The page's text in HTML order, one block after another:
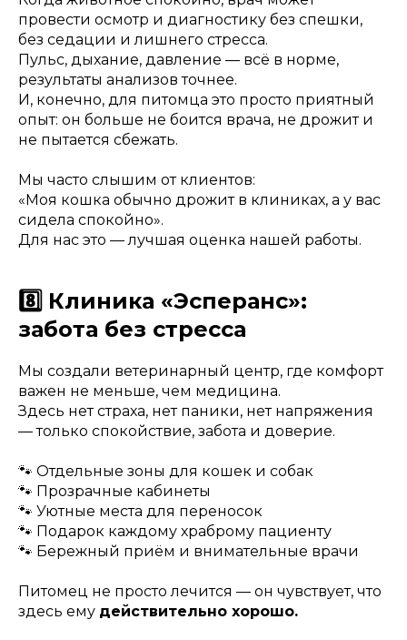
провести осмотр и диагностику без спешки,
без седации и лишнего стресса.
Пульс, дыхание, давление — всё в норме,
результаты анализов точнее.
И, конечно, для питомца это просто приятный
опыт: он больше не боится врача, не дрожит и
не пытается сбежать.
Мы часто слышим от клиентов:
«Моя кошка обычно дрожит в клиниках, а у вас
сидела спокойно».
Для нас это — лучшая оценка нашей работы.
8️⃣ Клиника «Эсперанс»:
забота без стресса
Мы создали ветеринарный центр, где комфорт
важен не меньше, чем медицина.
Здесь нет страха, нет паники, нет напряжения
— только спокойствие, забота и доверие.
🐾 Отдельные зоны для кошек и собак
🐾 Прозрачные кабинеты
🐾 Уютные места для переносок
🐾 Подарок каждому храброму пациенту
🐾 Бережный приём и внимательные врачи
Питомец не просто лечится — он чувствует, что
здесь ему действительно хорошо.